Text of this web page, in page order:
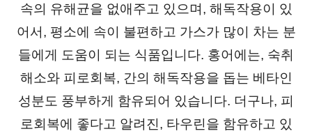
속의 유해균을 없애주고 있으며, 해독작용이 있
어서, 평소에 속이 불편하고 가스가 많이 차는 분
들에게 도움이 되는 식품입니다. 홍어에는, 숙취
해소와 피로회복, 간의 해독작용을 돕는 베타인
성분도 풍부하게 함유되어 있습니다. 더구나, 피
로회복에 좋다고 알려진, 타우린을 함유하고 있